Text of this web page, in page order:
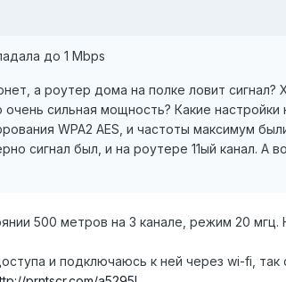
до 1 Mbps
а роутер дома на полке ловит сигнал?
сильная мощность? Какие
WPA2 AES, и частоты максимум
сигнал был, и на роутере 11ый канал. А
500 метров на 3 канале, режим 20 мгц.
и подключаюсь к ней через wi-fi, так